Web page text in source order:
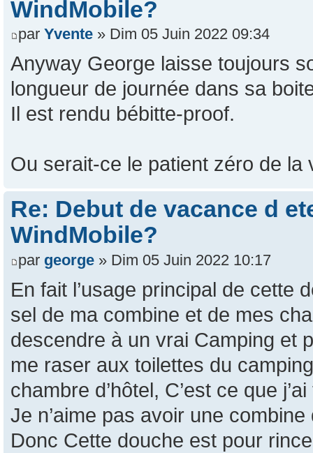
WindMobile?
par Yvente » Dim 05 Juin 2022 09:34
Anyway George laisse toujours
longueur de journée dans sa
Il est rendu bébitte-proof.
Ou serait-ce le patient zéro de
Re: Debut de vacance d
WindMobile?
par george » Dim 05 Juin 2022 10:17
En fait l’usage principal de cette
sel de ma combine et de mes
descendre à un vrai Camping et
me raser aux toilettes du
chambre d’hôtel, C’est ce que
Je n’aime pas avoir une combine
Donc Cette douche est pour